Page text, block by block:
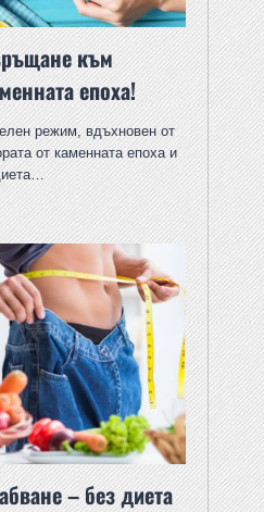
към
епоха!
режим, вдъхновен от
от каменната епоха и
– без диета